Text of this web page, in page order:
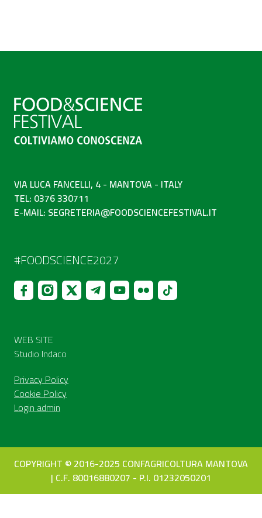
VIA LUCA FANCELLI, 4 - MANTOVA - ITALY
TEL: 0376 330711
E-MAIL: SEGRETERIA@FOODSCIENCEFESTIVAL.IT
#FOODSCIENCE2027
WEB SITE
Studio Indaco
Privacy Policy
Cookie Policy
Login admin
COPYRIGHT © 2016-2025 CONFAGRICOLTURA MANTOVA
| C.F. 80016880207 - P.I. 01232050201